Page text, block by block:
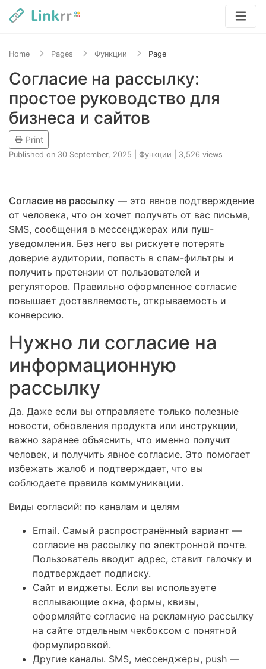
Home Pages Функции Page
Согласие на рассылку:
простое руководство для
бизнеса и сайтов
Print
Published on 30 September, 2025 Функции 3,526 views
Согласие на рассылку — это явное подтверждение
от человека, что он хочет получать от вас письма,
SMS, сообщения в мессенджерах или пуш-
уведомления. Без него вы рискуете потерять
доверие аудитории, попасть в спам-фильтры и
получить претензии от пользователей и
регуляторов. Правильно оформленное согласие
повышает доставляемость, открываемость и
конверсию.
Нужно ли согласие на
информационную
рассылку
Да. Даже если вы отправляете только полезные
новости, обновления продукта или инструкции,
важно заранее объяснить, что именно получит
человек, и получить явное согласие. Это помогает
избежать жалоб и подтверждает, что вы
соблюдаете правила коммуникации.
Виды согласий: по каналам и целям
Email. Самый распространённый вариант —
согласие на рассылку по электронной почте.
Пользователь вводит адрес, ставит галочку и
подтверждает подписку.
Сайт и виджеты. Если вы используете
всплывающие окна, формы, квизы,
оформляйте согласие на рекламную рассылку
на сайте отдельным чекбоксом с понятной
формулировкой.
Другие каналы. SMS, мессенджеры, push —